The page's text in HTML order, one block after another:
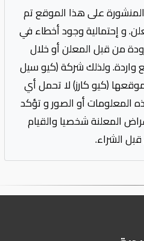
على هذا الموقع تم
و إحتمالية وجود أخطاء في
من قبل المعلن أو خلال
واردة. ولذلك شركة (كيو سيل
(كيو كارز) لا تحمل أي
المعلومات أو الصور و تؤكد
المعلنة شخصيا والقيام
الشراء.